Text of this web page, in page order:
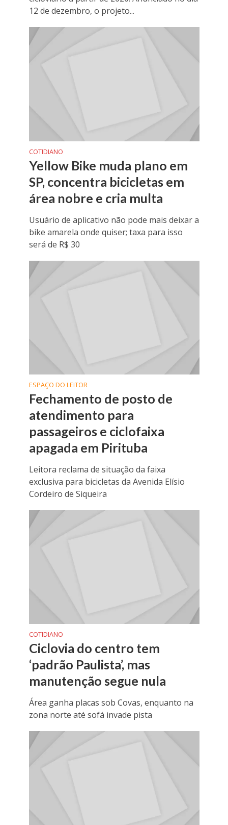
12 de dezembro, o projeto...
COTIDIANO
Yellow Bike muda plano em
SP, concentra bicicletas em
área nobre e cria multa
Usuário de aplicativo não pode mais deixar a
bike amarela onde quiser; taxa para isso
será de R$ 30
ESPAÇO DO LEITOR
Fechamento de posto de
atendimento para
passageiros e ciclofaixa
apagada em Pirituba
Leitora reclama de situação da faixa
exclusiva para bicicletas da Avenida Elísio
Cordeiro de Siqueira
COTIDIANO
Ciclovia do centro tem
‘padrão Paulista’, mas
manutenção segue nula
Área ganha placas sob Covas, enquanto na
zona norte até sofá invade pista